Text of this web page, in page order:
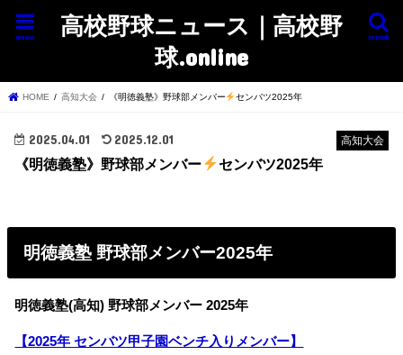
高校野球ニュース｜高校野
球.online
search
menu
HOME 高知大会 《明徳義塾》野球部メンバー センバツ2025年
高知大会
2025.04.01 2025.12.01
《明徳義塾》野球部メンバー センバツ2025年
明徳義塾 野球部メンバー2025年
明徳義塾(高知) 野球部メンバー 2025年
【2025年 センバツ甲子園ベンチ入りメンバー】